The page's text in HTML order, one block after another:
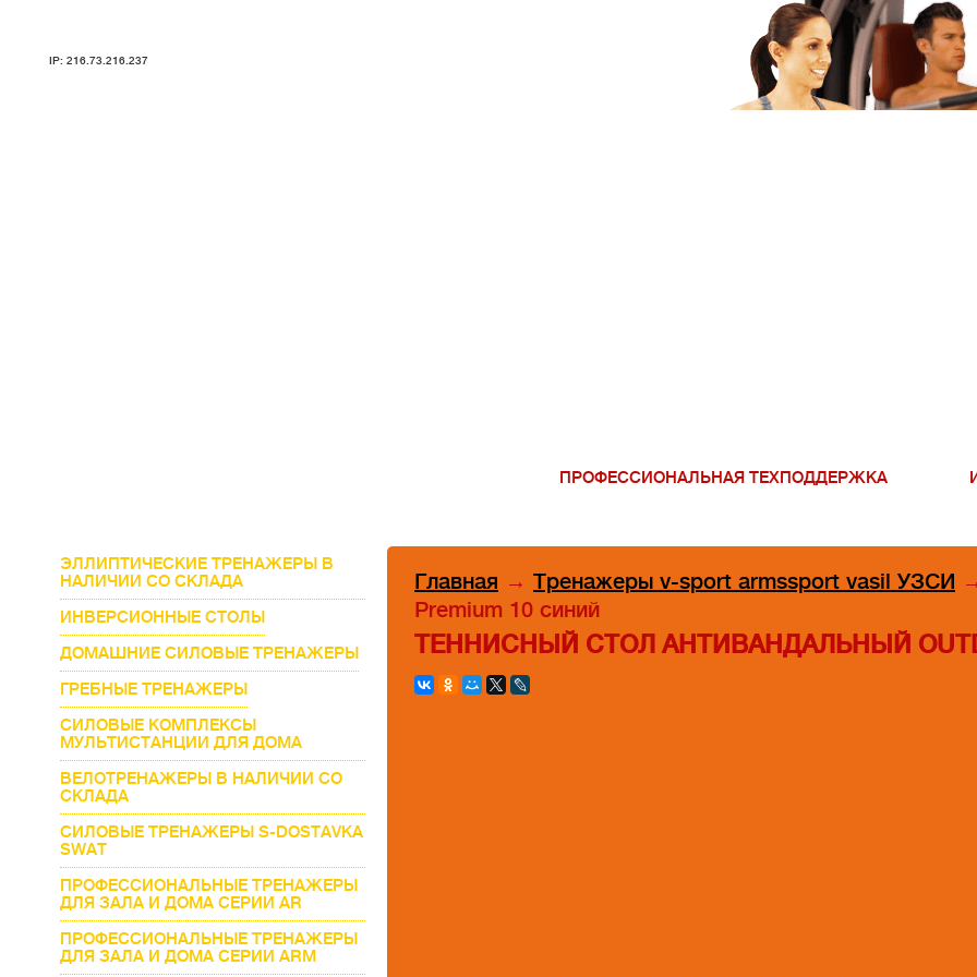
IP: 216.73.216.237
ПРОФЕССИОНАЛЬНАЯ ТЕХПОДДЕРЖКА
ЭЛЛИПТИЧЕСКИЕ ТРЕНАЖЕРЫ В
НАЛИЧИИ СО СКЛАДА
ИНВЕРСИОННЫЕ СТОЛЫ
ДОМАШНИЕ СИЛОВЫЕ ТРЕНАЖЕРЫ
ГРЕБНЫЕ ТРЕНАЖЕРЫ
СИЛОВЫЕ КОМПЛЕКСЫ
МУЛЬТИСТАНЦИИ ДЛЯ ДОМА
ВЕЛОТРЕНАЖЕРЫ В НАЛИЧИИ СО
СКЛАДА
СИЛОВЫЕ ТРЕНАЖЕРЫ S-DOSTAVKA
SWAT
ПРОФЕССИОНАЛЬНЫЕ ТРЕНАЖЕРЫ
ДЛЯ ЗАЛА И ДОМА СЕРИИ AR
ПРОФЕССИОНАЛЬНЫЕ ТРЕНАЖЕРЫ
ДЛЯ ЗАЛА И ДОМА СЕРИИ ARM
Главная → Тренажеры v-sport armssport vasil УЗСИ
Premium 10 синий
ТЕННИСНЫЙ СТОЛ АНТИВАНДАЛЬНЫЙ